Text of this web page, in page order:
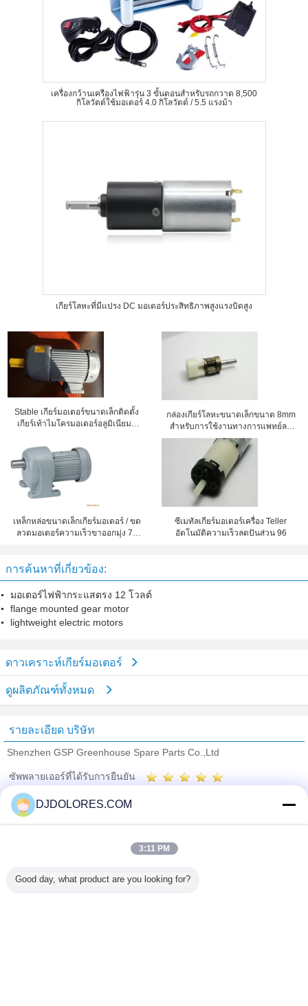
เครื่องกว้านเครืองไฟฟ้ารุ่น 3 ขั้นตอนสำหรับรถกวาด 8,500
กิโลวัตต์ใช้มอเตอร์ 4.0 กิโลวัตต์ / 5.5 แรงม้า
เกียร์โลหะที่มีแปรง DC มอเตอร์ประสิทธิภาพสูงแรงบิดสูง
Stable เกียร์มอเตอร์ขนาดเล็กติดตั้ง
เกียร์เท้าไมโครมอเตอร์อลูมิเนียมที่
กล่องเกียร์โลหะขนาดเล็กขนาด 8mm
สำหรับการใช้งานทางการแพทย์ลด
ความเร็ว 102
เหล็กหล่อขนาดเล็กเกียร์มอเตอร์ / ขด
ลวดมอเตอร์ความเร็วขาออกมุ่ง 7 -
ซีเมทัลเกียร์มอเตอร์เครื่อง Teller
อัตโนมัติความเร็วลดปันส่วน 96
การค้นหาที่เกี่ยวข้อง:
มอเตอร์ไฟฟ้ากระแสตรง 12 โวลต์
flange mounted gear motor
lightweight electric motors
ดาวเคราะห์เกียร์มอเตอร์
ดูผลิตภัณฑ์ทั้งหมด
รายละเอียด บริษัท
Shenzhen GSP Greenhouse Spare Parts Co.,Ltd
ซัพพลายเออร์ที่ได้รับการยืนยัน
Trust Seal
ผลิตภัณฑ์ทั้งหมด
DJDOLORES.COM
3:11 PM
Good day, what product are you looking for?